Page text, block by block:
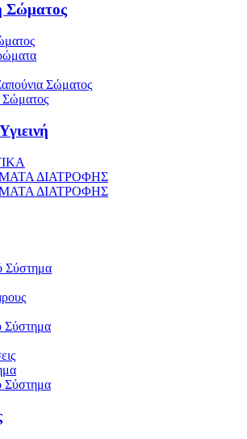
Σώματος
Σώματος
ΔΙΑΤΡΟΦΗΣ
ΔΙΑΤΡΟΦΗΣ
Σύστημα
Σύστημα
Σύστημα